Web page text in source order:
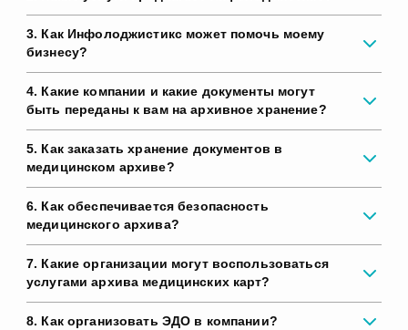
3. Как Инфолоджистикс может помочь моему
бизнесу?
4. Какие компании и какие документы могут
быть переданы к вам на архивное хранение?
5. Как заказать хранение документов в
медицинском архиве?
6. Как обеспечивается безопасность
медицинского архива?
7. Какие организации могут воспользоваться
услугами архива медицинских карт?
8. Как организовать ЭДО в компании?